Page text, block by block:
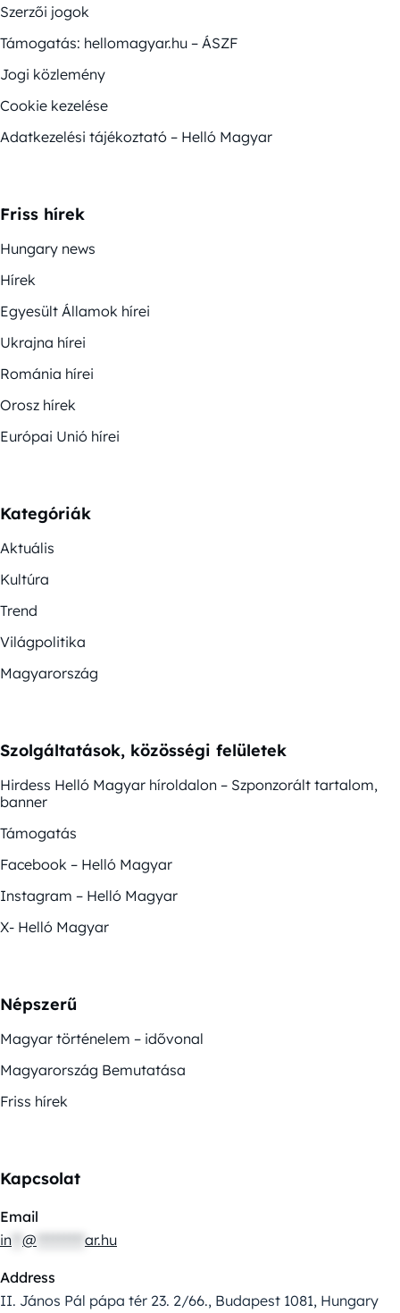
Szerzői jogok
Támogatás: hellomagyar.hu – ÁSZF
Jogi közlemény
Cookie kezelése
Adatkezelési tájékoztató – Helló Magyar
Friss hírek
Hungary news
Hírek
Egyesült Államok hírei
Ukrajna hírei
Románia hírei
Orosz hírek
Európai Unió hírei
Kategóriák
Aktuális
Kultúra
Trend
Világpolitika
Magyarország
Szolgáltatások, közösségi felületek
Hirdess Helló Magyar híroldalon – Szponzorált tartalom,
banner
Támogatás
Facebook – Helló Magyar
Instagram – Helló Magyar
X- Helló Magyar
Népszerű
Magyar történelem – idővonal
Magyarország Bemutatása
Friss hírek
Kapcsolat
Email
in @ ar.hu
Address
II. János Pál pápa tér 23. 2/66., Budapest 1081, Hungary